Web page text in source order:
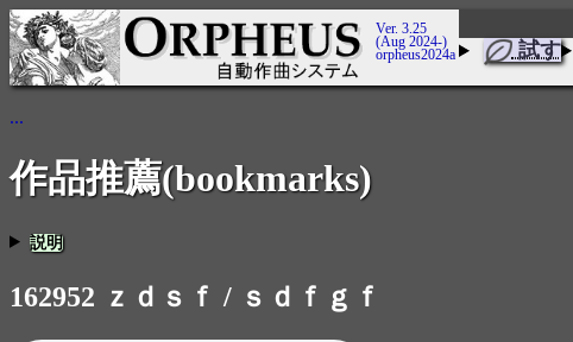
Ver. 3.25
(Aug 2024-)
orpheus2024a 試す
...
作品推薦(bookmarks)
説明
162952 ｚｄｓｆ / ｓｄｆｇｆ